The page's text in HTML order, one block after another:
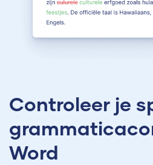
Controleer je
Word